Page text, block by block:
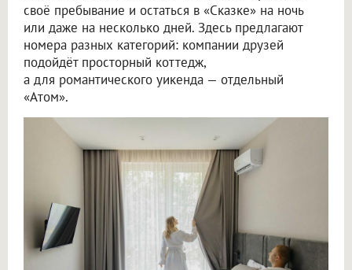
своё пребывание и остаться в «Сказке» на ночь
или даже на несколько дней. Здесь предлагают
номера разных категорий: компании друзей
подойдёт просторный коттедж,
а для романтического уикенда — отдельный
«Атом».